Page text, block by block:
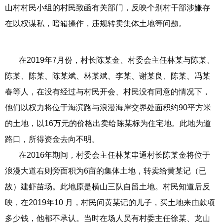
山村村民小组的村民致函有关部门，反映个别村干部涉嫌存
在以权谋私，暗箱操作，违规转卖集体土地等问题。
在2019年7月份，村长陈某金、村委会主任林某与陈某、
陈某、陈某、陈某斌、林某斌、李某、谢某良、陈某、冯某
春等人，在没有经过与村民开会、村民没有同意的情况下，
他们以权力将位于海滨路与浪漫海岸交界处面积约90平方米
的土地，以16万元的价格出卖给陈某标为住宅地。此地为道
路口，所得资金去向不明。
在2016年期间，村委会主任林某串通村长陈某金将位于
浪漫大道右则旁面积为6亩的集体土地，转卖给黄某记（已
故）建虾苗场。此地原是横山三队自留土地。村民知道后反
映，在2019年10 月，村民问黄某记的儿子，买土地来由款项
多少钱，他都不承认。当时在场人员有村委主任徐某、龙山